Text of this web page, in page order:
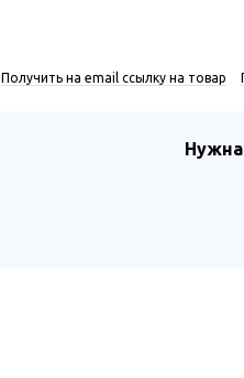
Получить на email ссылку на товар
Нужна